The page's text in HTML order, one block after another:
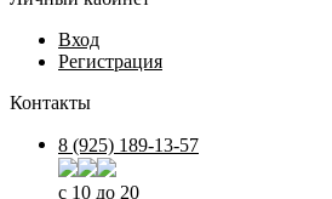
Вход
Регистрация
Контакты
8 (925) 189-13-57
с 10 до 20